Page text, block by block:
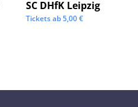
SC DHfK Leipzig
Tickets ab5,00€